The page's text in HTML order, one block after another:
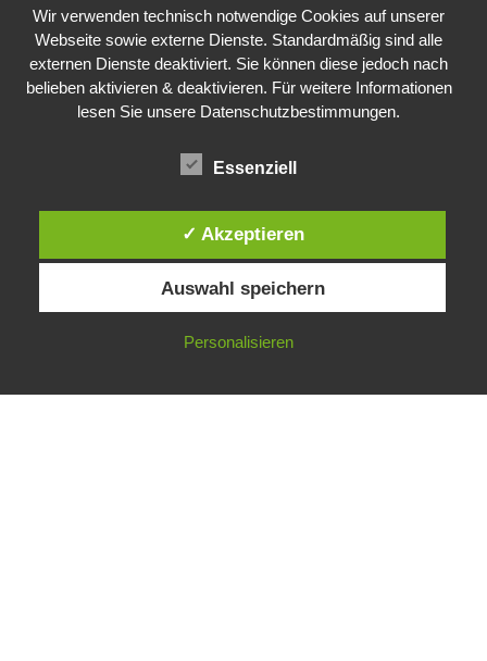
Impressum Datenschutzbedingungen
Wir verwenden technisch notwendige Cookies auf unserer
Webseite sowie externe Dienste. Standardmäßig sind alle
externen Dienste deaktiviert. Sie können diese jedoch nach
belieben aktivieren & deaktivieren. Für weitere Informationen
lesen Sie unsere Datenschutzbestimmungen.
Essenziell
✓ Akzeptieren
Auswahl speichern
Personalisieren